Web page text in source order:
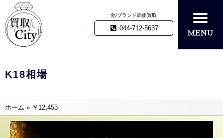
金/ブランド高価買取
044-712-5637
K18相場
ホーム » ￥12,453